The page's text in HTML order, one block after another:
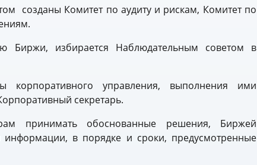
созданы Комитет по аудиту и рискам, Комитет по
Биржи, избирается Наблюдательным советом в
корпоративного управления, выполнения ими
секретарь.
принимать обоснованные решения, Биржей
информации, в порядке и сроки, предусмотренные